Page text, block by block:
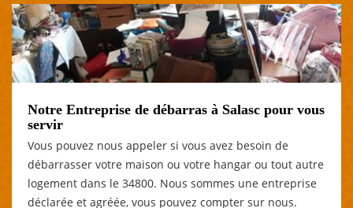
Notre Entreprise de débarras à Salasc pour vous
servir
Vous pouvez nous appeler si vous avez besoin de
débarrasser votre maison ou votre hangar ou tout autre
logement dans le 34800. Nous sommes une entreprise
déclarée et agréée, vous pouvez compter sur nous.